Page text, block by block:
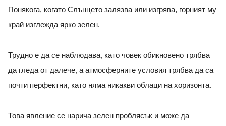
Понякога, когато Слънцето залязва или изгрява, горният му
край изглежда ярко зелен.
Трудно е да се наблюдава, като човек обикновено трябва
да гледа от далече, а атмосферните условия трябва да са
почти перфектни, като няма никакви облаци на хоризонта.
Това явление се нарича зелен проблясък и може да